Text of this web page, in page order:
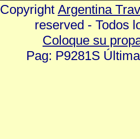
Copyright Argentina
reserved - Todos
Coloque su
Pag: P9281S